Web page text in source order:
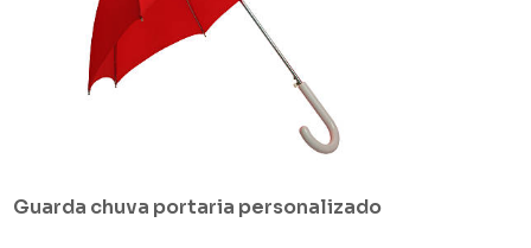
Guarda chuva portaria personalizado